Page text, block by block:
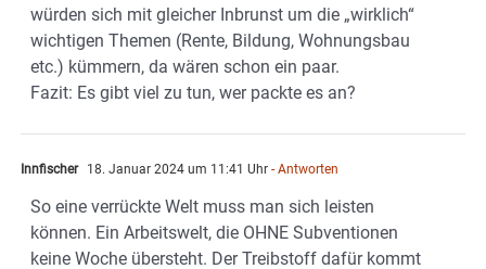
würden sich mit gleicher Inbrunst um die „wirklich“
wichtigen Themen (Rente, Bildung, Wohnungsbau
etc.) kümmern, da wären schon ein paar.
Fazit: Es gibt viel zu tun, wer packte es an?
Innfischer 18. Januar 2024 um 11:41 Uhr - Antworten
So eine verrückte Welt muss man sich leisten
können. Ein Arbeitswelt, die OHNE Subventionen
keine Woche übersteht. Der Treibstoff dafür kommt